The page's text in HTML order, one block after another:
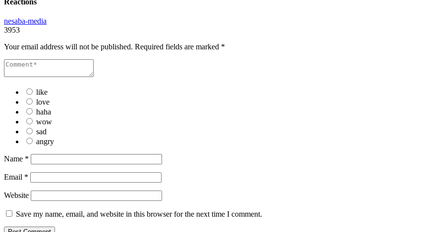
nesaba-media
3953
Your email address will not be published. Required fields are marked *
like
love
haha
wow
sad
angry
Name *
Email *
Website
Save my name, email, and website in this browser for the next time I comment.